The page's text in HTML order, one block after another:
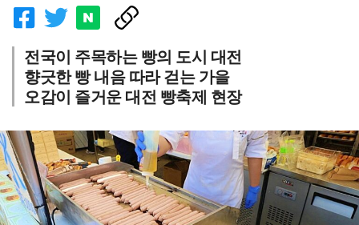
전국이 주목하는 빵의 도시 대전
향긋한 빵 내음 따라 걷는 가을
오감이 즐거운 대전 빵축제 현장